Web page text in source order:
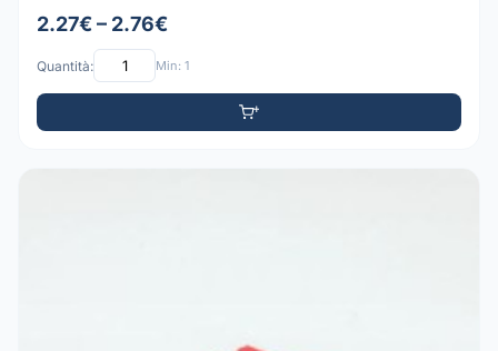
2.27€ – 2.76€
Quantità: Min: 1